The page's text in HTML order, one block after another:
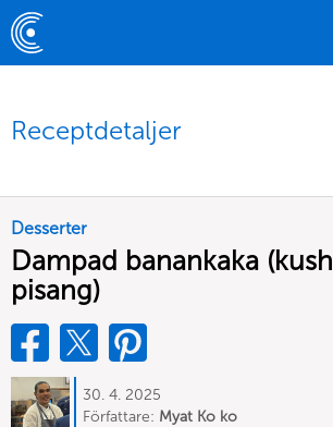
Receptdetaljer
Desserter
Dampad banankaka (kush
pisang)
30. 4. 2025
Författare: Myat Ko ko